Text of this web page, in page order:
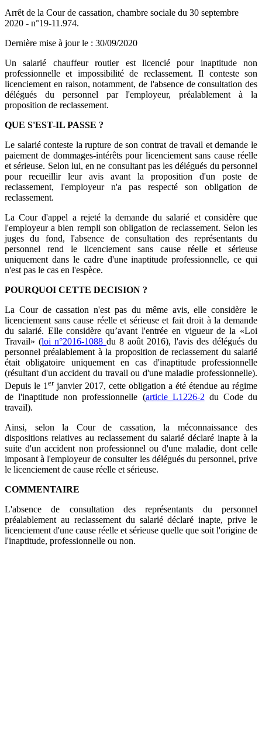
Arrêt de la Cour de cassation, chambre sociale du 30 septembre
2020 - n°19-11.974.
Dernière mise à jour le : 30/09/2020
Un salarié chauffeur routier est licencié pour inaptitude non
professionnelle et impossibilité de reclassement. Il conteste son
licenciement en raison, notamment, de l'absence de consultation des
délégués du personnel par l'employeur, préalablement à la
proposition de reclassement.
QUE S'EST-IL PASSE ?
Le salarié conteste la rupture de son contrat de travail et demande le
paiement de dommages-intérêts pour licenciement sans cause réelle
et sérieuse. Selon lui, en ne consultant pas les délégués du personnel
pour recueillir leur avis avant la proposition d'un poste de
reclassement, l'employeur n'a pas respecté son obligation de
reclassement.
La Cour d'appel a rejeté la demande du salarié et considère que
l'employeur a bien rempli son obligation de reclassement. Selon les
juges du fond, l'absence de consultation des représentants du
personnel rend le licenciement sans cause réelle et sérieuse
uniquement dans le cadre d'une inaptitude professionnelle, ce qui
n'est pas le cas en l'espèce.
POURQUOI CETTE DECISION ?
La Cour de cassation n'est pas du même avis, elle considère le
licenciement sans cause réelle et sérieuse et fait droit à la demande
du salarié. Elle considère qu’avant l'entrée en vigueur de la «Loi
Travail» (loi n°2016-1088 du 8 août 2016), l'avis des délégués du
personnel préalablement à la proposition de reclassement du salarié
était obligatoire uniquement en cas d'inaptitude professionnelle
(résultant d'un accident du travail ou d'une maladie professionnelle).
Depuis le 1erjanvier 2017, cette obligation a été étendue au régime
de l'inaptitude non professionnelle (article L1226-2 du Code du
travail).
Ainsi, selon la Cour de cassation, la méconnaissance des
dispositions relatives au reclassement du salarié déclaré inapte à la
suite d'un accident non professionnel ou d'une maladie, dont celle
imposant à l'employeur de consulter les délégués du personnel, prive
le licenciement de cause réelle et sérieuse.
COMMENTAIRE
L'absence de consultation des représentants du personnel
préalablement au reclassement du salarié déclaré inapte, prive le
licenciement d'une cause réelle et sérieuse quelle que soit l'origine de
l'inaptitude, professionnelle ou non.